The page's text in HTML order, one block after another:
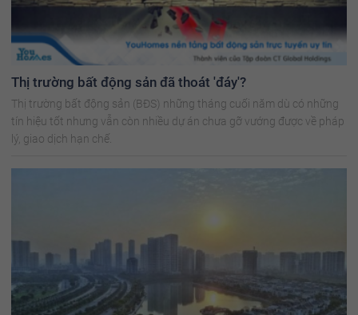
Thị trường bất động sản đã thoát 'đáy'?
Thị trường bất động sản (BĐS) những tháng cuối năm dù có những
tín hiệu tốt nhưng vẫn còn nhiều dự án chưa gỡ vướng được về pháp
lý, giao dịch hạn chế.